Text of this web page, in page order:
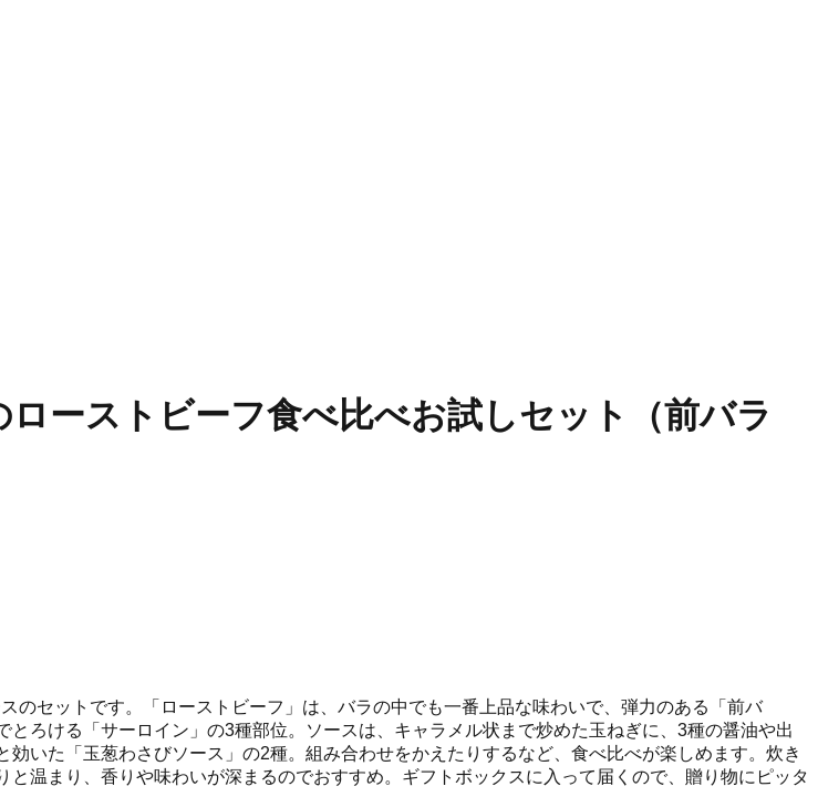
ーストビーフ食べ比べお試しセット（前バラ
セットです。「ローストビーフ」は、バラの中でも一番上品な味わいで、弾力のある「前バ
ろける「サーロイン」の3種部位。ソースは、キャラメル状まで炒めた玉ねぎに、3種の醤油や出
いた「玉葱わさびソース」の2種。組み合わせをかえたりするなど、食べ比べが楽しめます。炊き
温まり、香りや味わいが深まるのでおすすめ。ギフトボックスに入って届くので、贈り物にピッタ